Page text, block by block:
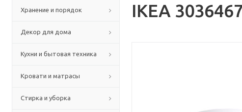
Хранение и порядок
Декор для дома
Кухни и бытовая техника
Кровати и матрасы
Стирка и уборка
IKEA